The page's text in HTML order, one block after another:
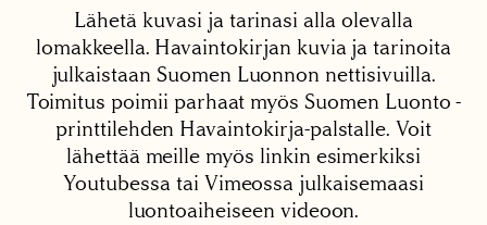
Lähetä kuvasi ja tarinasi alla olevalla
lomakkeella. Havaintokirjan kuvia ja tarinoita
julkaistaan Suomen Luonnon nettisivuilla.
Toimitus poimii parhaat myös Suomen Luonto -
printtilehden Havaintokirja-palstalle. Voit
lähettää meille myös linkin esimerkiksi
Youtubessa tai Vimeossa julkaisemaasi
luontoaiheiseen videoon.